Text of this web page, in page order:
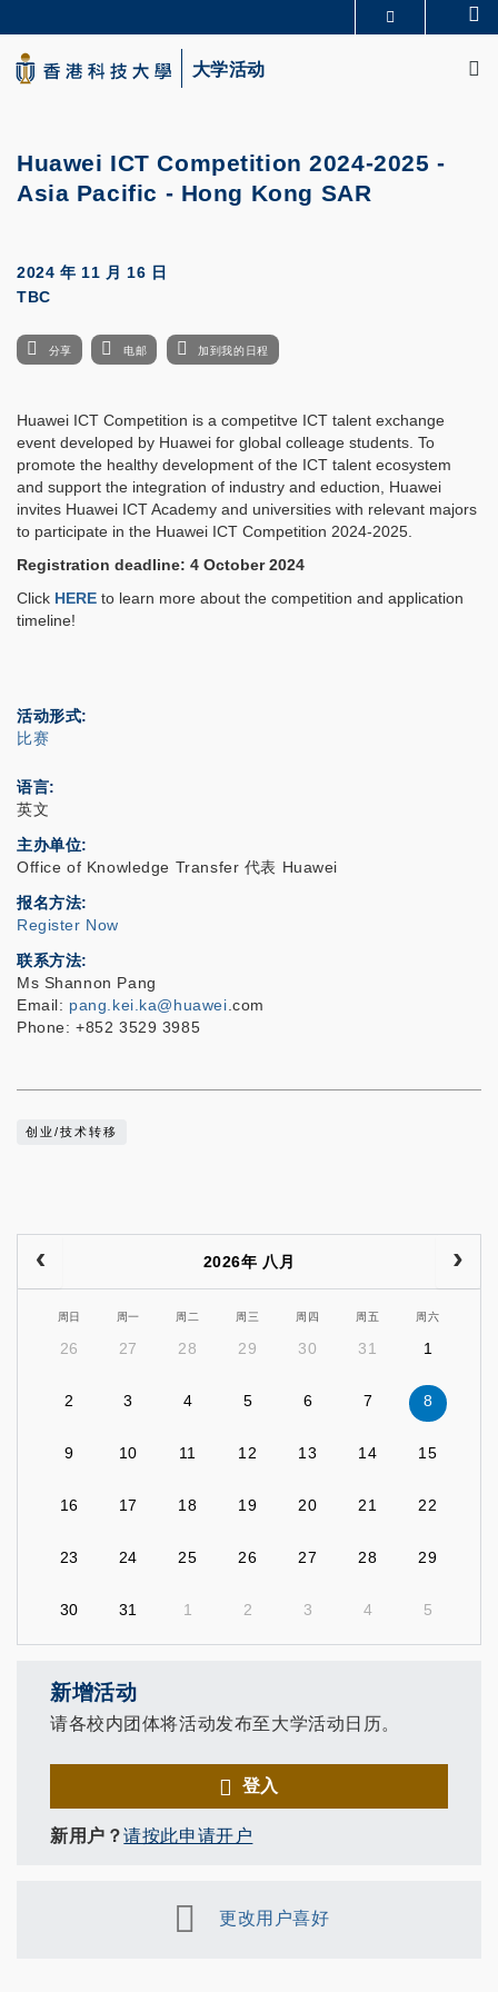
to
main
content
生活@科大
大学活动
Huawei ICT Competition 2024-2025 -
Asia Pacific - Hong Kong SAR
2024 年 11 月 16 日
TBC
分享 电邮 加到我的日程
Huawei ICT Competition is a competitve ICT talent exchange
event developed by Huawei for global colleage students. To
promote the healthy development of the ICT talent ecosystem
and support the integration of industry and eduction, Huawei
invites Huawei ICT Academy and universities with relevant majors
to participate in the Huawei ICT Competition 2024-2025.
Registration deadline: 4 October 2024
Click HERE to learn more about the competition and application
timeline!
活动形式
比赛
语言
英文
主办单位
Office of Knowledge Transfer 代表 Huawei
报名方法
Register Now
联系方法
Ms Shannon Pang
Email: pang.kei.ka@huawei .com
Phone: +852 3529 3985
创业/技术转移
2026年 八月
周日 周一 周二 周三 周四 周五 周六
26 27 28 29 30 31 1
2 3 4 5 6 7 8
9 10 11 12 13 14 15
16 17 18 19 20 21 22
23 24 25 26 27 28 29
30 31 1 2 3 4 5
新增活动
请各校内团体将活动发布至大学活动日历。
登入
新用户？请按此申请开户
更改用户喜好